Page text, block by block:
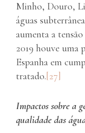
Minho, Douro,
águas
aumenta a
2019 houve uma
Espanha em
tratado.[27]
Impactos sobre a
qualidade das